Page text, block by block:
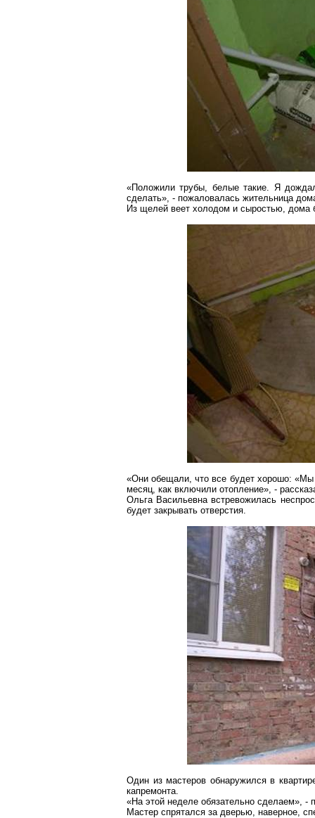
«Положили трубы, белые такие. Я
сделать», - пожаловалась жительница
Из щелей веет холодом и сыростью, дома
«Они обещали, что все будет хорошо:
месяц, как включили отопление», -
Ольга Васильевна встревожилась
будет закрывать отверстия.
Один из мастеров обнаружился в
капремонта.
«На этой неделе обязательно сделаем», -
Мастер спрятался за дверью, наверное,